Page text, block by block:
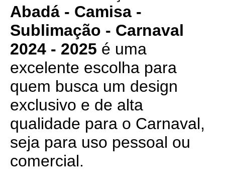
Abadá - Camisa -
Sublimação - Carnaval
2024 - 2025 é uma
excelente escolha para
quem busca um design
exclusivo e de alta
qualidade para o Carnaval,
seja para uso pessoal ou
comercial.